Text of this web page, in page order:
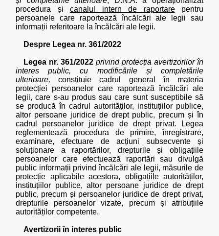
procedura și canalul intern de raportarepentru
persoanele care raportează încălcări ale legii sau
informații referitoare la încălcări ale legii.
Despre Legea nr. 361/2022
Legea nr. 361/2022 privind protecția avertizorilor în
interes public, cu modificările și completările
ulterioare, constituie cadrul general în materia
protecției persoanelor care raportează încălcări ale
legii, care s-au produs sau care sunt susceptibile să
se producă în cadrul autorităților, instituțiilor publice,
altor persoane juridice de drept public, precum și în
cadrul persoanelor juridice de drept privat. Legea
reglementează procedura de primire, înregistrare,
examinare, efectuare de acțiuni subsecvente și
soluționare a raportărilor, drepturile și obligațiile
persoanelor care efectuează raportări sau divulgă
public informații privind încălcări ale legii, măsurile de
protecție aplicabile acestora, obligațiile autorităților,
instituțiilor publice, altor persoane juridice de drept
public, precum și persoanelor juridice de drept privat,
drepturile persoanelor vizate, precum și atribuțiile
autorităților competente.
Avertizorii în interes public